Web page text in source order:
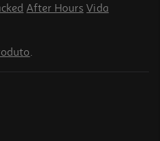
After Hours Vida
.